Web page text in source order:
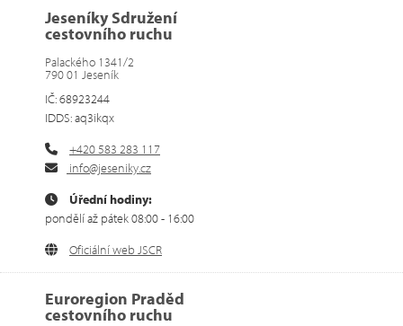
Jeseníky Sdružení
cestovního ruchu
Palackého 1341/2
790 01 Jeseník
IČ: 68923244
IDDS: aq3ikqx
+420 583 283 117
info@jeseniky.cz
Úřední hodiny:
pondělí až pátek 08:00 - 16:00
Oficiální web JSCR
Euroregion Praděd
cestovního ruchu